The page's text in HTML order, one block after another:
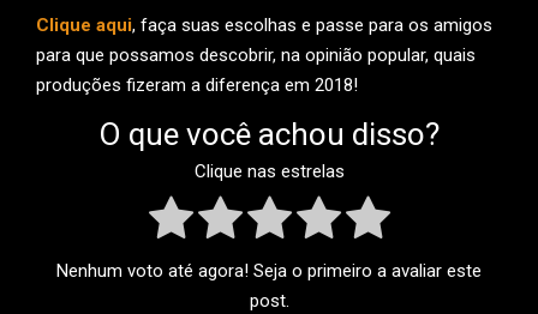
Clique aqui, faça suas escolhas e passe para os amigos
para que possamos descobrir, na opinião popular, quais
produções fizeram a diferença em 2018!
O que você achou disso?
Clique nas estrelas
Nenhum voto até agora! Seja o primeiro a avaliar este
post.